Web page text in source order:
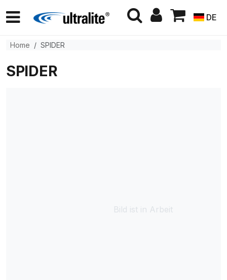
DE
Home SPIDER
SPIDER
Bild ist in Arbeit